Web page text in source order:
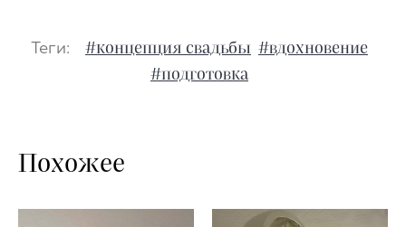
Теги: #концепция свадьбы #вдохновение
#подготовка
Похожее